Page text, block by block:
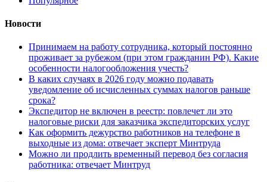
Новости
Принимаем на работу сотрудника, который постоянно
проживает за рубежом (при этом гражданин РФ). Какие
особенности налогообложения учесть?
В каких случаях в 2026 году можно подавать
уведомление об исчисленных суммах налогов раньше
срока?
Экспедитор не включен в реестр: повлечет ли это
налоговые риски для заказчика экспедиторских услуг
Как оформить дежурство работников на телефоне в
выходные из дома: отвечает эксперт Минтруда
Можно ли продлить временный перевод без согласия
работника: отвечает Минтруд